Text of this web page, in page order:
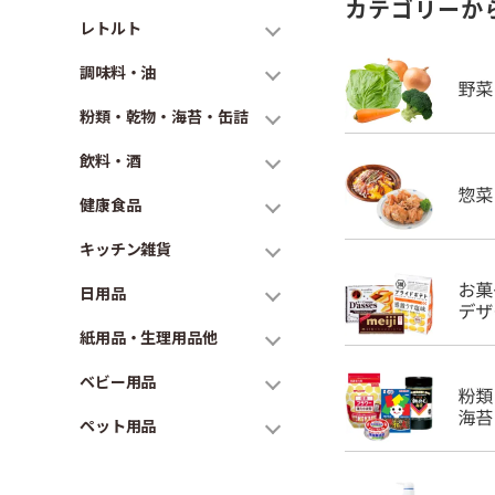
レトルト
調味料・油
粉類・乾物・海苔・缶詰
飲料・酒
健康食品
キッチン雑貨
日用品
紙用品・生理用品他
ベビー用品
ペット用品
カテゴリーか